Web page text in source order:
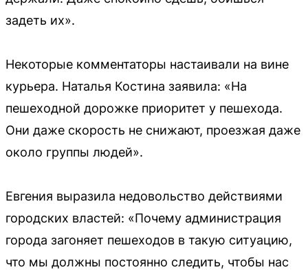
задеть их».
Некоторые комментаторы настаивали на вине
курьера. Наталья Костина заявила: «На
пешеходной дорожке приоритет у пешехода.
Они даже скорость не снижают, проезжая даже
около группы людей».
Евгения выразила недовольство действиями
городских властей: «Почему администрация
города загоняет пешеходов в такую ситуацию,
что мы должны постоянно следить, чтобы нас